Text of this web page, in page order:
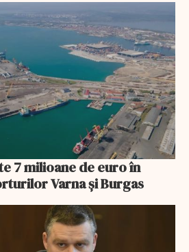
7 milioane de euro în
Varna și Burgas